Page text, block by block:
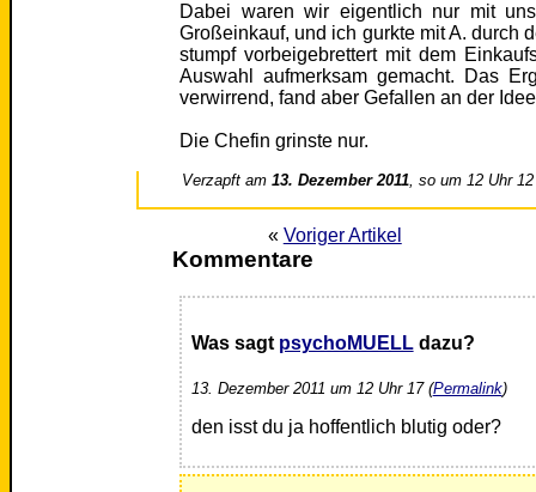
Dabei waren wir eigentlich nur mit
Großeinkauf, und ich gurkte mit A. durch
stumpf vorbeigebrettert mit dem
Auswahl aufmerksam gemacht. Das
verwirrend, fand aber Gefallen an der
Die Chefin grinste nur.
Verzapft am13. Dezember 2011, so um 12 Uhr 12
« Voriger Artikel
Kommentare
Was sagt psychoMUELLdazu?
13. Dezember 2011 um 12 Uhr 17 (Permalink)
den isst du ja hoffentlich blutig oder?